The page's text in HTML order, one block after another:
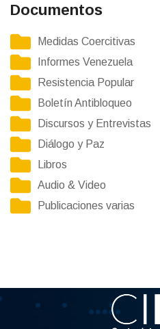
Documentos
Medidas Coercitivas
Informes Venezuela
Resistencia Popular
Boletín Antibloqueo
Discursos y Entrevistas
Diálogo y Paz
Libros
Audio & Video
Publicaciones varias